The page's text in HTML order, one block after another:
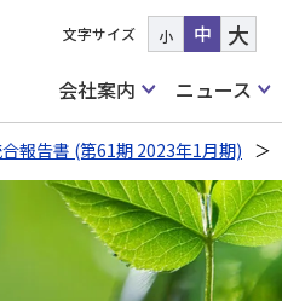
文字サイズ 小 中 大
会社案内
ニュース
報告書 (第61期 2023年1月期)